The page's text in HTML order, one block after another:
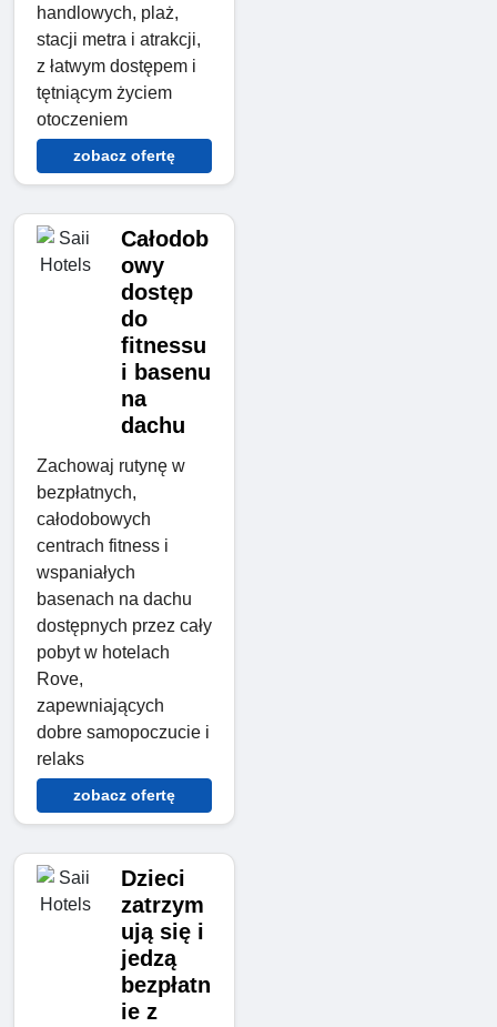
handlowych, plaż,
stacji metra i atrakcji,
z łatwym dostępem i
tętniącym życiem
otoczeniem
zobacz ofertę
Całodob
owy
dostęp
do
fitnessu
i basenu
na
dachu
Zachowaj rutynę w
bezpłatnych,
całodobowych
centrach fitness i
wspaniałych
basenach na dachu
dostępnych przez cały
pobyt w hotelach
Rove,
zapewniających
dobre samopoczucie i
relaks
zobacz ofertę
Dzieci
zatrzym
ują się i
jedzą
bezpłatn
ie z